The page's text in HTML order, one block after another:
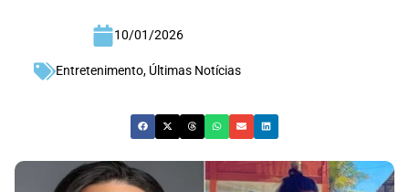
10/01/2026
Entretenimento, Últimas Notícias